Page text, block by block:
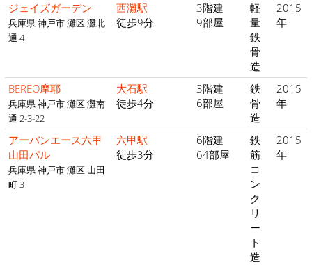
ジェイズガーデン
兵庫県 神戸市 灘区 灘北
通 4
西灘駅
徒歩9分
3階建
9部屋
軽
量
鉄
骨
造
2015
年
BEREO摩耶
兵庫県 神戸市 灘区 灘南
通 2-3-22
大石駅
徒歩4分
3階建
6部屋
鉄
骨
造
2015
年
アーバンエース六甲
山田パル
兵庫県 神戸市 灘区 山田
町 3
六甲駅
徒歩3分
6階建
64部屋
鉄
筋
コ
ン
ク
リ
ー
ト
造
2015
年